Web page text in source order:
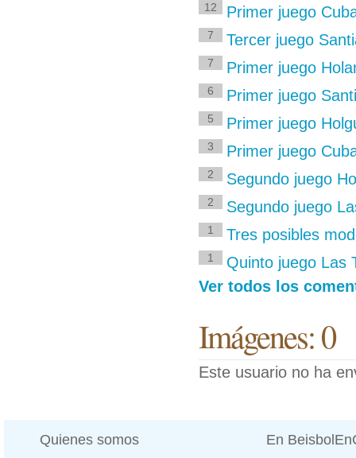
12 Primer juego
7 Tercer juego
7 Primer juego
6 Primer juego
5 Primer juego
3 Primer juego
2 Segundo juego
2 Segundo juego
1 Tres posibles
1
Quinto juego Las
Ver todos los
Imágenes: 0
Este usuario no ha
Quienes somos En